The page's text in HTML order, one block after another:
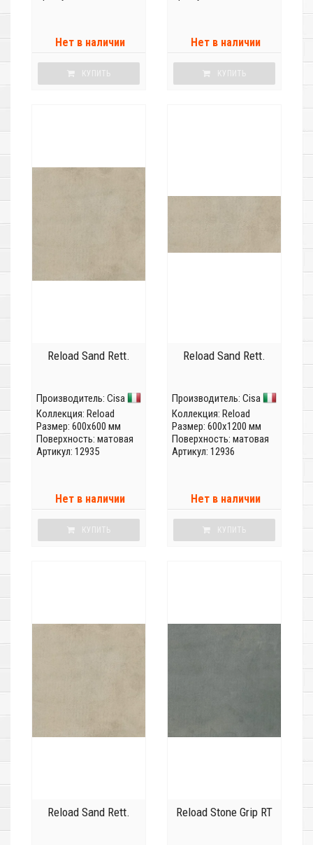
Нет в наличии
КУПИТЬ
Нет в наличии
КУПИТЬ
Reload Sand Rett.
Производитель: Cisa
Коллекция: Reload
Размер: 600x600 мм
Поверхность: матовая
Артикул: 12935
Нет в наличии
КУПИТЬ
Reload Sand Rett.
Производитель: Cisa
Коллекция: Reload
Размер: 600x1200 мм
Поверхность: матовая
Артикул: 12936
Нет в наличии
КУПИТЬ
Reload Sand Rett. Reload Stone Grip RT